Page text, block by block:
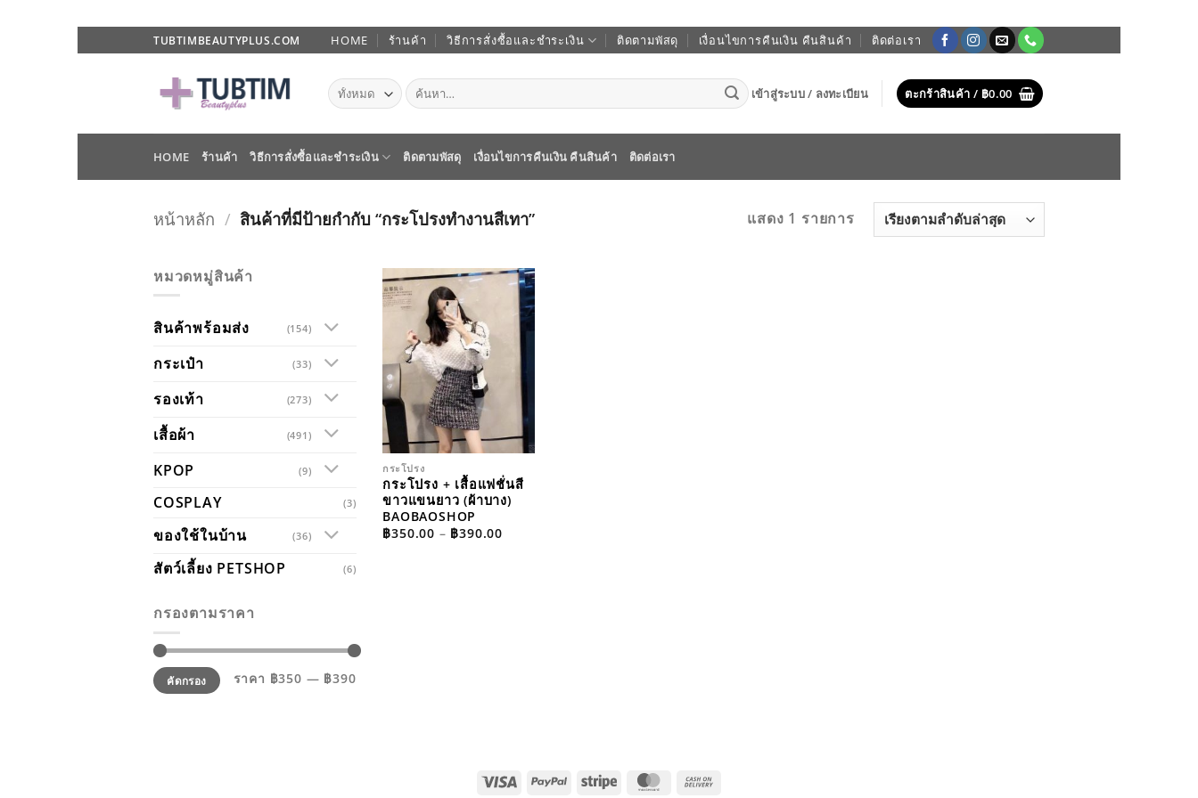
ไป
TUBTIMBEAUTYPLUS.COM HOME ร้านค้า วิธีการสั่งซื้อและชำระเงิน ติดตามพัสดุ เงื่อนไขการคืนเงิน คืนสินค้า ติดต่อเรา
ค้นหา:
เข้าสู่ระบบ / ลงทะเบียน ตะกร้าสินค้า / ฿0.00
HOME ร้านค้า วิธีการสั่งซื้อและชำระเงิน ติดตามพัสดุ เงื่อนไขการคืนเงิน คืนสินค้า ติดต่อเรา
หน้าหลัก / สินค้าที่มีป้ายกำกับ “กระโปรงทำงานสีเทา” แสดง 1 รายการ
หมวดหมู่สินค้า
สินค้าพร้อมส่ง (154)
กระเป๋า (33)
รองเท้า (273)
เสื้อผ้า (491)
KPOP (9)
COSPLAY (3)
ของใช้ในบ้าน (36)
สัตว์เลี้ยง PETSHOP (6)
กรองตามราคา
ราคา
ต่ำ
สุด
ราคา
สูงสุดคัดกรอง ราคา ฿350 — ฿390
ADD TO
WISHLIST
กระโปรง
กระโปรง + เสื้อแฟชั่นสี
ขาวแขนยาว (ผ้าบาง)
BAOBAOSHOP
฿350.00 – ฿390.00PRICE
VISA PAYPALSTRIPE MASTERCARD